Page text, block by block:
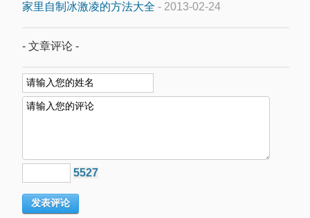
家里自制冰激凌的方法大全 - 2013-02-24
- 文章评论 -
5527